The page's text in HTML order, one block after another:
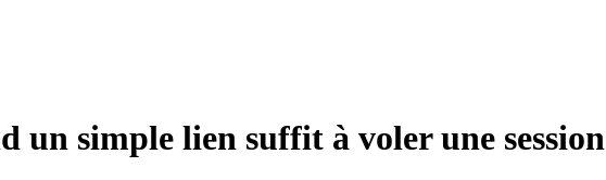
un simple lien suffit à voler une session